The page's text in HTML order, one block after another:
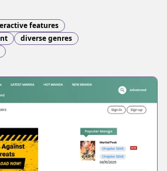
features
diverse genres